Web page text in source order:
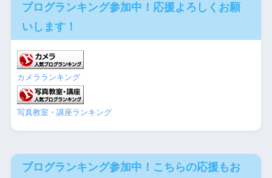
ブログランキング参加中！応援よろしくお願
いします！
カメラランキング
写真教室・講座ランキング
ブログランキング参加中！こちらの応援もお